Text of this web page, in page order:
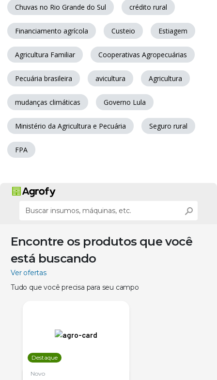
Chuvas no Rio Grande do Sul crédito rural
Financiamento agrícola Custeio Estiagem
Agricultura Familiar Cooperativas Agropecuárias
Pecuária brasileira avicultura Agricultura
mudanças climáticas Governo Lula
Ministério da Agricultura e Pecuária Seguro rural
FPA
Encontre os produtos que você
está buscando
Ver ofertas
Tudo que você precisa para seu campo
Destaque
Novo